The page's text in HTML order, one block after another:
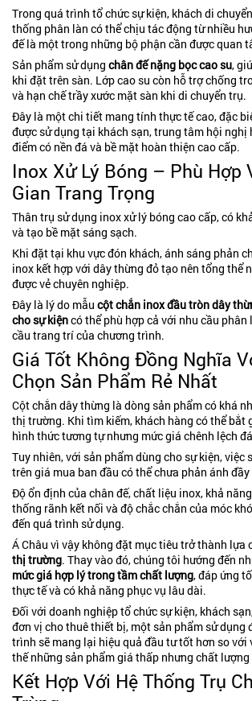
Trong quá trình tổ chức sự kiện, khách di
thống phân làn có thể chịu tác động từ nhiều
đế là một trong những bộ phận cần được quan
Sản phẩm sử dụng chân đế nặng bọc cao su,
khi đặt trên sàn. Lớp cao su còn hỗ trợ chống
và hạn chế trầy xước mặt sàn khi di chuyển trụ.
Đây là một chi tiết mang tính thực tế cao, đặc
được sử dụng tại khách sạn, trung tâm hội nghị
điểm có nền đá và bề mặt hoàn thiện cao cấp.
Inox Xử Lý Bóng – Phù Hợp
Gian Trang Trọng
Thân trụ sử dụng inox xử lý bóng cao cấp, có
và tạo bề mặt sáng sạch.
Khi đặt tại khu vực đón khách, ánh sáng phản
inox kết hợp với dây thừng đỏ tạo nên tổng thể
được vẻ chuyên nghiệp.
Đây là lý do mẫu cột chắn inox đầu tròn dây
cho sự kiệncó thể phù hợp cả với nhu cầu phân
cầu trang trí của chương trình.
Giá Tốt Không Đồng Nghĩa
Chọn Sản Phẩm Rẻ Nhất
Cột chắn dây thừng là dòng sản phẩm có khá
thị trường. Khi tìm kiếm, khách hàng có thể bắt
hình thức tương tự nhưng mức giá chênh lệch
Tuy nhiên, với sản phẩm dùng cho sự kiện, việc
trên giá mua ban đầu có thể chưa phản ánh
Độ ổn định của chân đế, chất liệu inox, khả
thống rãnh kết nối và độ chắc chắn của móc
đến quá trình sử dụng.
Á Châu vì vậy không đặt mục tiêu trở thành lựa
thị trường. Thay vào đó, chúng tôi hướng đến
mức giá hợp lý trong tầm chất lượng, đáp ứng
thực tế và có khả năng phục vụ lâu dài.
Đối với doanh nghiệp tổ chức sự kiện, khách
đơn vị cho thuê thiết bị, một sản phẩm sử dụng
trình sẽ mang lại hiệu quả đầu tư tốt hơn so với
thế những sản phẩm giá thấp nhưng chất
Kết Hợp Với Hệ Thống Trụ